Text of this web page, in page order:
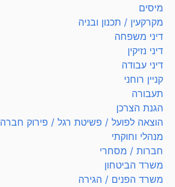
מיסים
מקרקעין / תכנון ובניה
דיני משפחה
דיני נזיקין
דיני עבודה
קניין רוחני
תעבורה
הגנת הצרכן
הוצאה לפועל / פשיטת רגל / פירוק חברה
מנהלי וחוקתי
חברות / מסחרי
משרד הביטחון
משרד הפנים / הגירה